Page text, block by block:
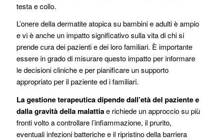
testa e collo.
L’onere della dermatite atopica su bambini e adulti è ampio
e vi è anche un impatto significativo sulla vita di chi si
prende cura dei pazienti e dei loro familiari. È importante
essere in grado di misurare questo impatto per informare
le decisioni cliniche e per pianificare un supporto
appropriato per il paziente ed i familiari.
La gestione terapeutica dipende dall’età del paziente e
dalla gravità della malattiae richiede un approccio su più
fronti volto a controllare l’infiammazione, il prurito,
eventuali infezioni batteriche e il ripristino della barriera